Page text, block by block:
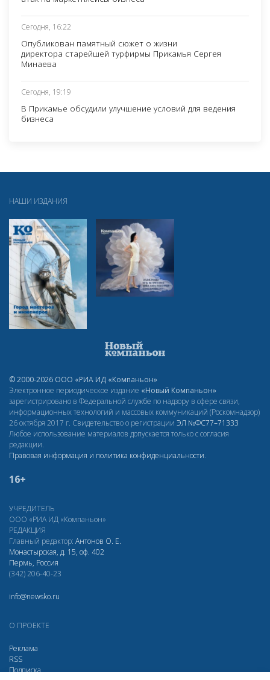
Сегодня, 16:22
Опубликован памятный сюжет о жизни
директора старейшей турфирмы Прикамья Сергея
Минаева
Сегодня, 19:19
В Прикамье обсудили улучшение условий для ведения
бизнеса
НАШИ ИЗДАНИЯ
© 2000-2026 ООО «РИА ИД «Компаньон»
Электронное периодическое издание «Новый Компаньон»
зарегистрировано в Федеральной службе по надзору в сфере связи,
информационных технологий и массовых коммуникаций (Роскомнадзор)
26 октября 2017 г. Свидетельство о регистрации ЭЛ №ФС77–71333
Любое использование материалов допускается только с согласия
редакции.
Правовая информация и политика конфиденциальности.
16+
УЧРЕДИТЕЛЬ
ООО «РИА ИД «Компаньон»
РЕДАКЦИЯ
Главный редактор: Антонов О. Е.
Монастырская, д. 15, оф. 402
Пермь, Россия
(342) 206-40-23
info@newsko.ru
О ПРОЕКТЕ
Реклама
RSS
Подписка